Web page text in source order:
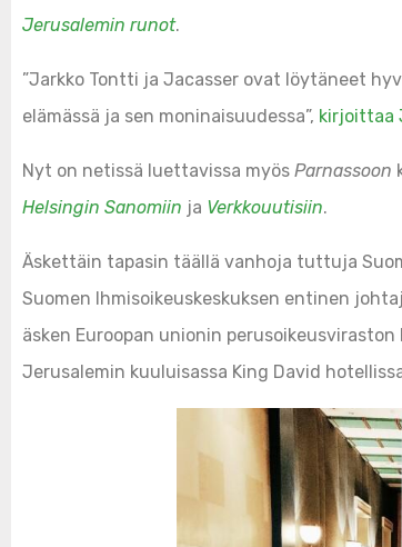
Jerusalemin runot.
”Jarkko Tontti ja Jacasser ovat löytäneet
elämässä ja sen moninaisuudessa”, kirjoittaa
Nyt on netissä luettavissa myös Parnassoon
Helsingin Sanomiin ja Verkkouutisiin.
Äskettäin tapasin täällä vanhoja tuttuja
Suomen Ihmisoikeuskeskuksen entinen
äsken Euroopan unionin
Jerusalemin kuuluisassa King David